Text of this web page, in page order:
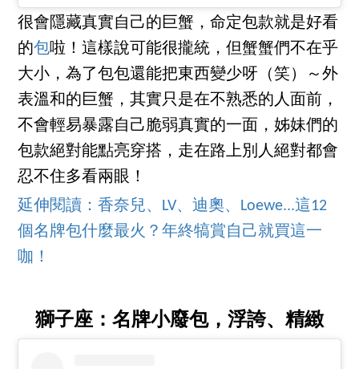
很會隱藏真實自己的巨蟹，命定包款就是好看
的包啦！這樣說可能很攏統，但蟹蟹們不在乎
大小，為了包包還能把東西變少呀（笑）～外
表溫和的巨蟹，其實只是在不熟悉的人面前，
不會輕易暴露自己脆弱真實的一面，姊妹們的
包款絕對能點亮穿搭，走在路上別人絕對都會
忍不住多看兩眼！
延伸閱讀：香奈兒、LV、迪奧、Loewe...這12
個名牌包什麼最火？年終犒賞自己就買這一
咖！
獅子座：名牌小廢包，浮誇、精緻